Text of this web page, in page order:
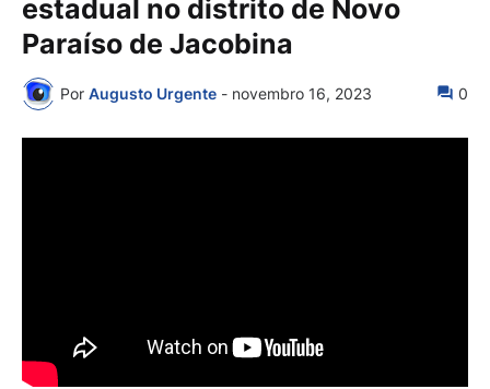
estadual no distrito de Novo
Paraíso de Jacobina
Por Augusto Urgente - novembro 16, 2023 0